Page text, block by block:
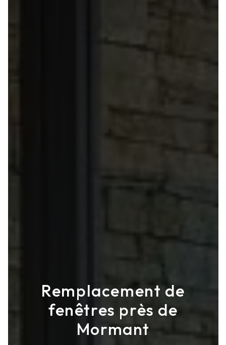
Remplacement de
fenêtres près de
Mormant